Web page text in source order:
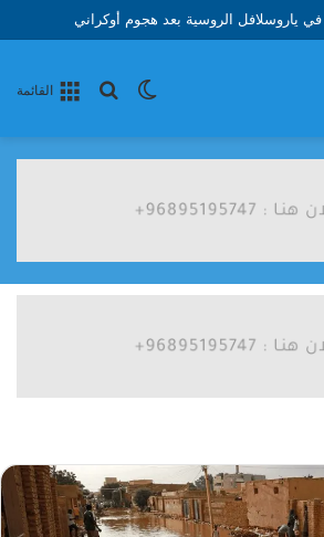
ياروسلافل الروسية بعد هجوم أوكراني
القائمة
بحث الوضع